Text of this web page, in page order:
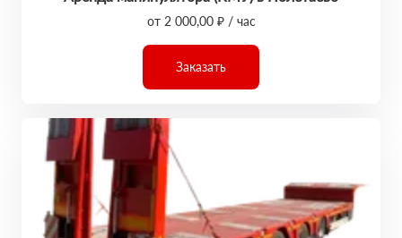
от 2 000,00 ₽ / час
Заказать